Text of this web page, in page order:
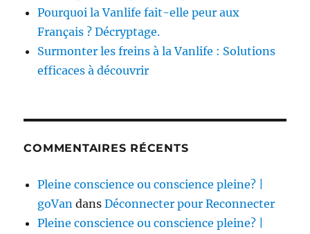
Pourquoi la Vanlife fait-elle peur aux
Français ? Décryptage.
Surmonter les freins à la Vanlife : Solutions
efficaces à découvrir
COMMENTAIRES RÉCENTS
Pleine conscience ou conscience pleine? |
goVan dansDéconnecter pour Reconnecter
Pleine conscience ou conscience pleine? |